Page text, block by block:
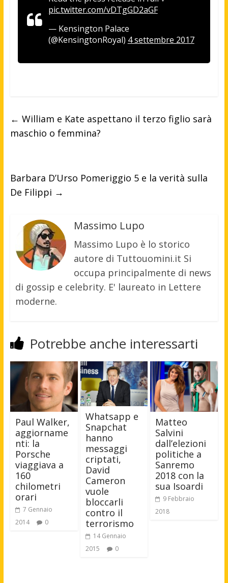
pic.twitter.com/vDTgGD2aGF
— Kensington Palace
(@KensingtonRoyal) 4 settembre 2017
← William e Kate aspettano il terzo figlio sarà
maschio o femmina?
Barbara D’Urso Pomeriggio 5 e la verità sulla
De Filippi →
Massimo Lupo
Massimo Lupo è lo storico
autore di Tuttouomini.it Si
occupa principalmente di news
di gossip e celebrity. E' laureato in Lettere
moderne.
Potrebbe anche interessarti
Paul Walker,
aggiorname
nti: la
Porsche
viaggiava a
160
chilometri
orari
7 Gennaio
2014
0
Whatsapp e
Snapchat
hanno
messaggi
criptati,
David
Cameron
vuole
bloccarli
contro il
terrorismo
14 Gennaio
2015
0
Matteo
Salvini
dall’elezioni
politiche a
Sanremo
2018 con la
sua Isoardi
9 Febbraio
2018